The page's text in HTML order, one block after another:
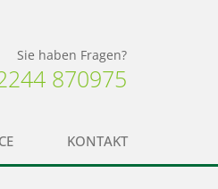
Sie haben Fragen?
870975
KONTAKT